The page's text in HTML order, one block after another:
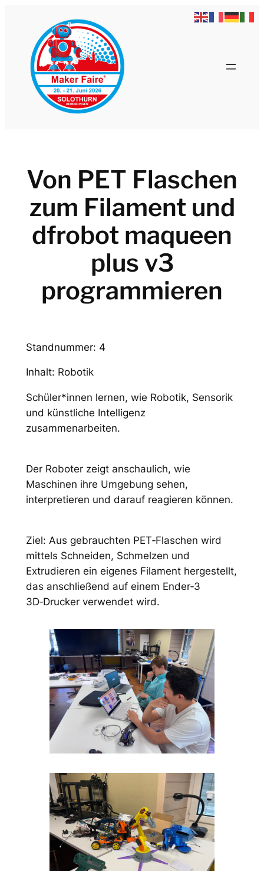
springen
Von PET Flaschen
zum Filament und
dfrobot maqueen
plus v3
programmieren
Standnummer: 4
Inhalt: Robotik
Schüler*innen lernen, wie Robotik, Sensorik
und künstliche Intelligenz
zusammenarbeiten.
Der Roboter zeigt anschaulich, wie
Maschinen ihre Umgebung sehen,
interpretieren und darauf reagieren können.
Ziel: Aus gebrauchten PET‑Flaschen wird
mittels Schneiden, Schmelzen und
Extrudieren ein eigenes Filament hergestellt,
das anschließend auf einem Ender‑3
3D‑Drucker verwendet wird.